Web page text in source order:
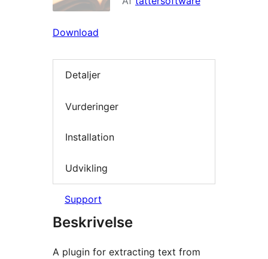
Download
Detaljer
Vurderinger
Installation
Udvikling
Support
Beskrivelse
A plugin for extracting text from